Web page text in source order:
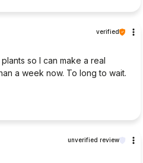
verified
so I can make a real
a week now. To long to wait.
unverified review